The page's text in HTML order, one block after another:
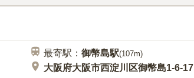
最寄駅： 御幣島駅(107m)
大阪府大阪市西淀川区御幣島1-6-17